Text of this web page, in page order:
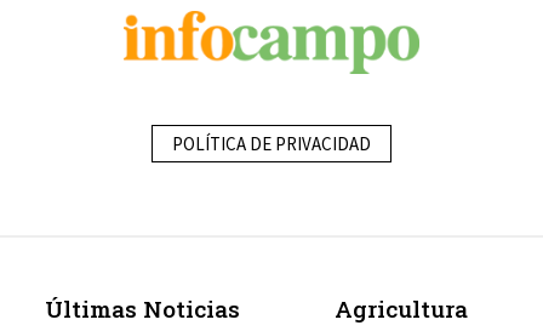
POLÍTICA DE PRIVACIDAD
Últimas Noticias
Agricultura